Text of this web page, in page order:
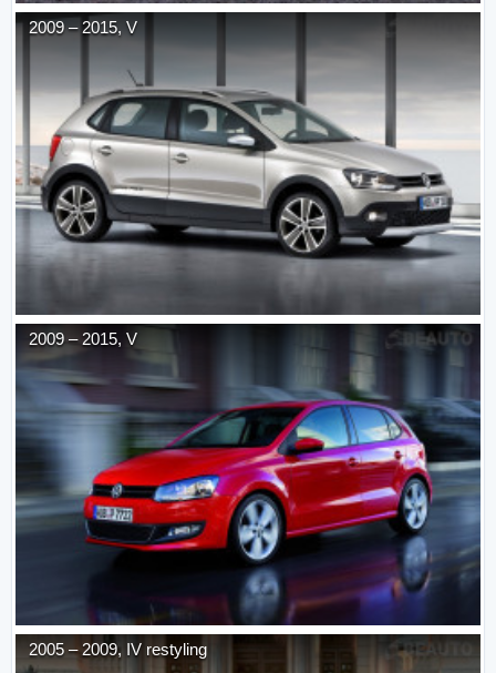
2009–2015, V
2009 – 2015, V
2005 – 2009, IV restyling